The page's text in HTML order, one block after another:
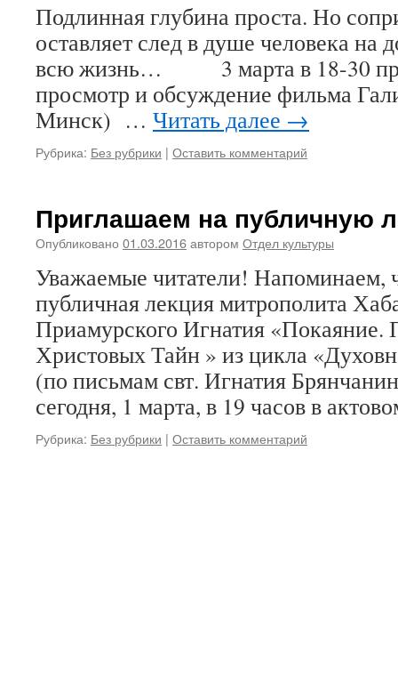
Подлинная глубина проста. Но
оставляет след в душе человека на
всю жизнь… 3 марта в 18-30
просмотр и обсуждение фильма
Минск) … Читать далее →
Рубрика: Без рубрики | Оставить комментарий
Приглашаем на публичную
Опубликовано 01.03.2016автором Отдел культуры
Уважаемые читатели! Напоминаем,
публичная лекция митрополита
Приамурского Игнатия «Покаяние.
Христовых Тайн » из цикла
(по письмам свт. Игнатия
сегодня, 1 марта, в 19 часов в
Рубрика: Без рубрики | Оставить комментарий